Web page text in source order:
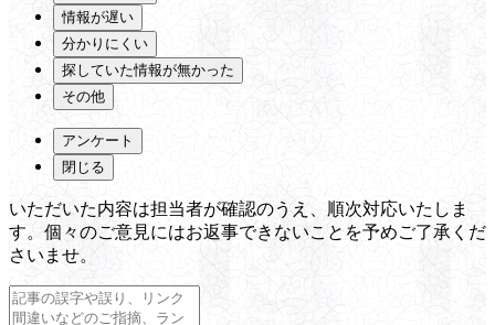
情報が遅い
分かりにくい
探していた情報が無かった
その他
アンケート
閉じる
いただいた内容は担当者が確認のうえ、順次対応いたしま
す。個々のご意見にはお返事できないことを予めご了承くだ
さいませ。